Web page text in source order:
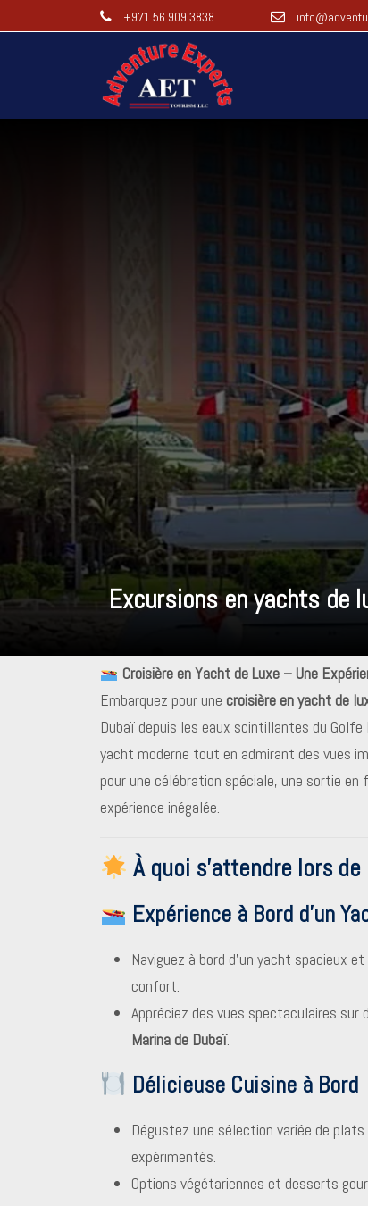
+971 56 909 3838
Excursions en yachts de
Croisière en Yacht de Luxe – Une
Embarquez pour une croisière en yacht de
Dubaï depuis les eaux scintillantes du Golfe
yacht moderne tout en admirant des vues
pour une célébration spéciale, une sortie
expérience inégalée.
À quoi s’attendre lors
Expérience à Bord d’un
Naviguez à bord d’un yacht spacieux
confort.
Appréciez des vues spectaculaires sur
Marina de Dubaï.
Délicieuse Cuisine à Bord
Dégustez une sélection variée de
expérimentés.
Options végétariennes et desserts